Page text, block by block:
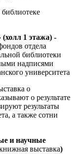
1 этажа) -
отдела
библиотеки
надписями
университета
о
о результате
результаты
а также сотни
и научные
выставка)